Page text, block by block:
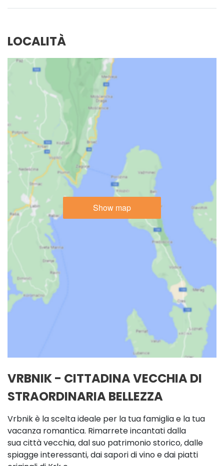
LOCALITÀ
Show map
VRBNIK - CITTADINA VECCHIA DI
STRAORDINARIA BELLEZZA
Vrbnik è la scelta ideale per la tua famiglia e la tua
vacanza romantica. Rimarrete incantati dalla
sua città vecchia, dal suo patrimonio storico, dalle
spiagge interessanti, dai sapori di vino e dai piatti